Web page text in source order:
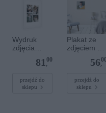
Wydruk
zdjęcia
plakatu - 50
x 70 cm81 ,
00
przejdź do
sklepu
Plakat ze
zdjęciem 30
56,
przejdź do
sklepu